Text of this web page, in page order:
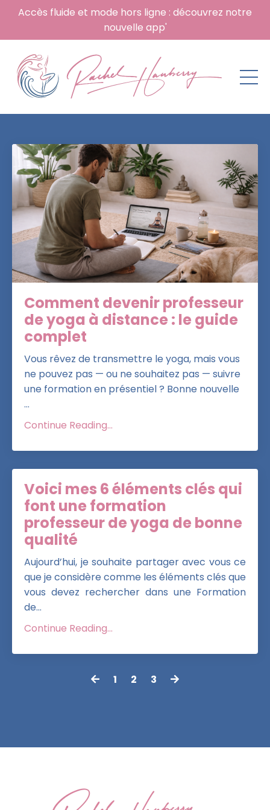
Accès fluide et mode hors ligne : découvrez notre
nouvelle app'
Comment devenir professeur
de yoga à distance : le guide
complet
Vous rêvez de transmettre le yoga, mais vous
ne pouvez pas — ou ne souhaitez pas — suivre
une formation en présentiel ? Bonne nouvelle
...
Continue Reading...
Voici mes 6 éléments clés qui
font une formation
professeur de yoga de bonne
qualité
Aujourd’hui, je souhaite partager avec vous ce
que je considère comme les éléments clés que
vous devez rechercher dans une Formation
de...
Continue Reading...
1 2 3